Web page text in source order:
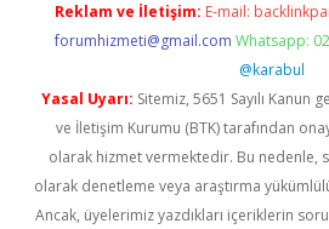
Reklam ve İletişim: E-mail:
forumhizmeti@gmail.com Whatsapp:
@karabul
Yasal Uyarı: Sitemiz, 5651 Sayılı Kanun
ve İletişim Kurumu (BTK) tarafından
olarak hizmet vermektedir. Bu nedenle,
olarak denetleme veya araştırma
Ancak, üyelerimiz yazdıkları içeriklerin